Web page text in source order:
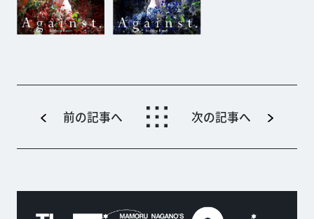
前の記事へ 次の記事へ